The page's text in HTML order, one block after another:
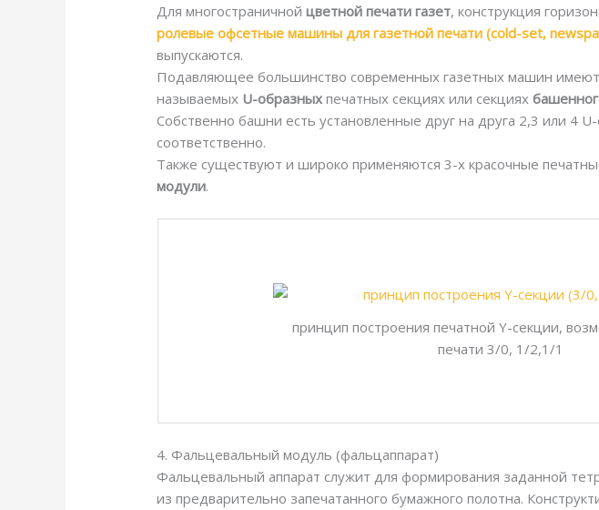
Для многостраничнойцветной печати газет, конструкция
ролевые офсетные машины для газетной печати (сold-set,
выпускаются.
Подавляющее большинство современных газетных машин имеют
называемых U-образных печатных секциях или секциях
Собственно башни есть установленные друг на друга 2,3 или 4
соответственно.
Также существуют и широко применяются 3-х красочные
модули.
принцип построения печатной Y-секции,
печати 3/0, 1/2,1/1
4. Фальцевальный модуль (фальцаппарат)
Фальцевальный аппарат служит для формирования заданной
из предварительно запечатанного бумажного полотна.